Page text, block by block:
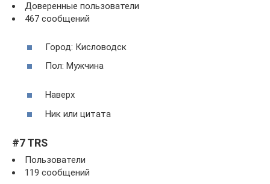
Доверенные пользователи
467 сообщений
Город: Кисловодск
Пол: Мужчина
Наверх
Ник или цитата
#7 TRS
Пользователи
119 сообщений